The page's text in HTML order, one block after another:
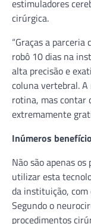
estimuladores
cirúrgica.
“Graças a
robô 10 dias na
alta precisão e
coluna vertebral. A
rotina, mas contar
extremamente
Inúmeros
Não são apenas os
utilizar esta
da instituição, com
Segundo o
procedimentos